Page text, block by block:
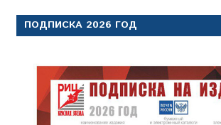
ПОДПИСКА 2026 ГОД